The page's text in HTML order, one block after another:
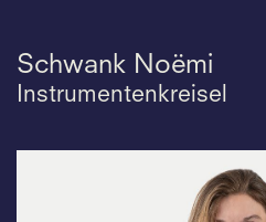
Schwank Noëmi
Instrumentenkreisel